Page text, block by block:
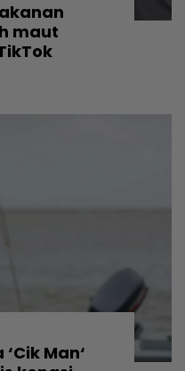
maut
Man‘